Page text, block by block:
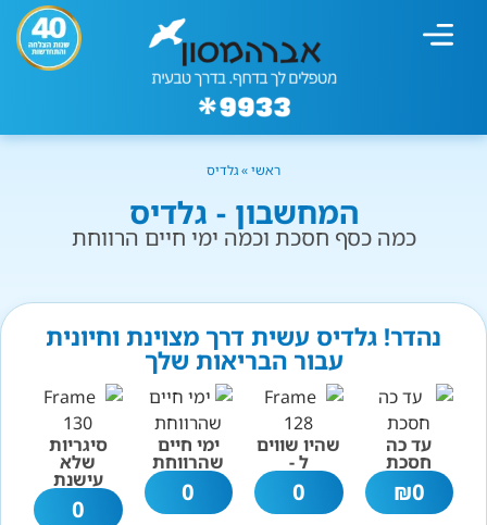
ראשי»גלדיס
המחשבון - גלדיס
כמה כסף חסכת וכמה ימי חיים הרווחת
נהדר! גלדיס עשית דרך מצוינת וחיונית
עבור הבריאות שלך
עד כה
חסכת
0
₪
שהיו שווים
ל -
0
ימי חיים
שהרווחת
0
סיגריות
שלא
עישנת
0